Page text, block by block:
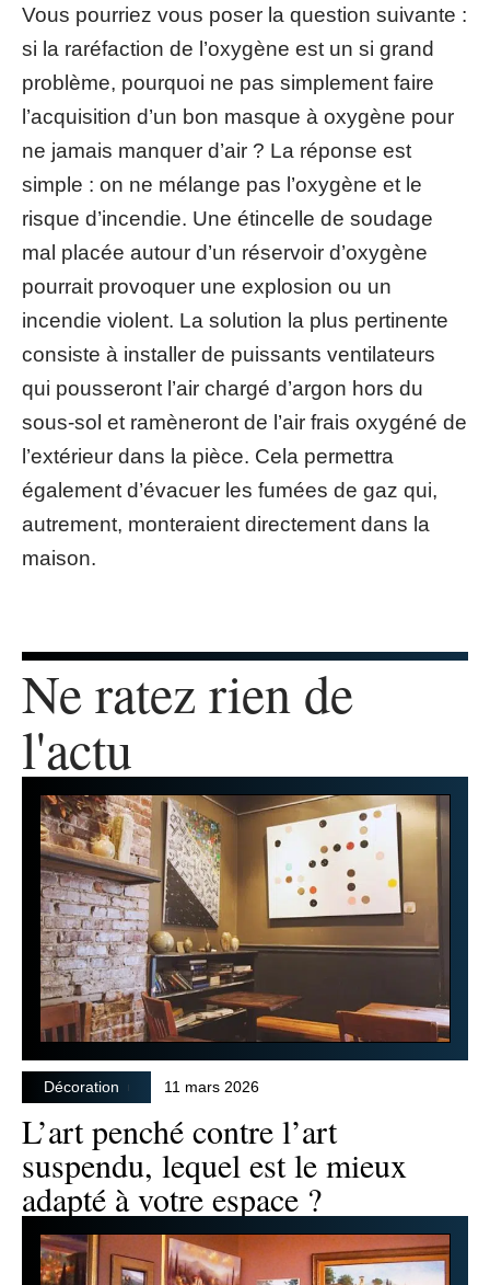
Vous pourriez vous poser la question suivante :
si la raréfaction de l’oxygène est un si grand
problème, pourquoi ne pas simplement faire
l’acquisition d’un bon masque à oxygène pour
ne jamais manquer d’air ? La réponse est
simple : on ne mélange pas l’oxygène et le
risque d’incendie. Une étincelle de soudage
mal placée autour d’un réservoir d’oxygène
pourrait provoquer une explosion ou un
incendie violent. La solution la plus pertinente
consiste à installer de puissants ventilateurs
qui pousseront l’air chargé d’argon hors du
sous-sol et ramèneront de l’air frais oxygéné de
l’extérieur dans la pièce. Cela permettra
également d’évacuer les fumées de gaz qui,
autrement, monteraient directement dans la
maison.
Ne ratez rien de
l'actu
Décoration 11 mars 2026
L’art penché contre l’art
suspendu, lequel est le mieux
adapté à votre espace ?